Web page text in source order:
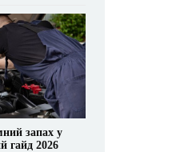
запах у
гайд 2026